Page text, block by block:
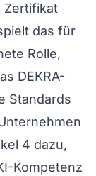
Zertifikat
das für
Rolle,
DEKRA-
Standards
4 dazu,
Kompetenz